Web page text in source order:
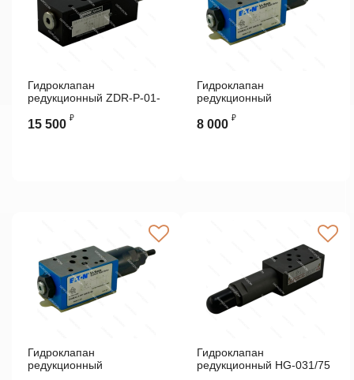
Гидроклапан
редукционный ZDR-P-01-
15 500 ₽
Гидроклапан
редукционный
VICKERS
8 000 ₽
Гидроклапан
редукционный
Гидроклапан
редукционный HG-031/75